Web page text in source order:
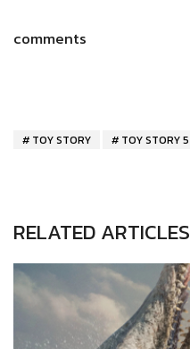
comments
TOY STORY TOY STORY 5
RELATED ARTICLES